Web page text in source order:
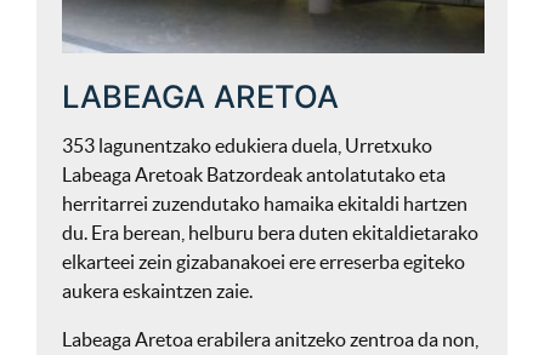
LABEAGA ARETOA
353 lagunentzako edukiera duela, Urretxuko
Labeaga Aretoak Batzordeak antolatutako eta
herritarrei zuzendutako hamaika ekitaldi hartzen
du. Era berean, helburu bera duten ekitaldietarako
elkarteei zein gizabanakoei ere erreserba egiteko
aukera eskaintzen zaie.
Labeaga Aretoa erabilera anitzeko zentroa da non,